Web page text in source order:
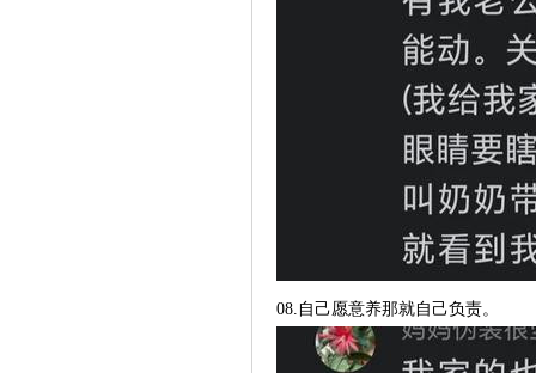
08.自己愿意养那就自己负责。